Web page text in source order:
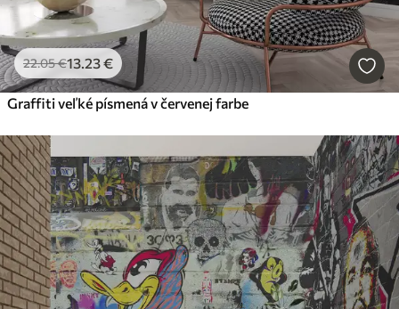
22.05€13.23€
Graffiti veľké písmená v červenej farbe